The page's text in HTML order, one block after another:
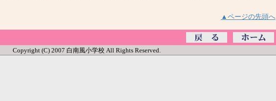
▲ページの先頭へ
Copyright (C) 2007 白南風小学校 All Rights Reserved.